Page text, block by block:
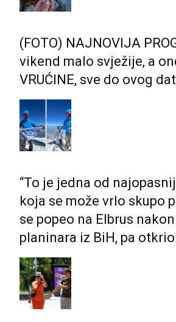
(FOTO) NAJNOVIJA
vikend malo svježije, a
VRUĆINE, sve do ovog
“To je jedna od
koja se može vrlo skupo
se popeo na Elbrus
planinara iz BiH, pa